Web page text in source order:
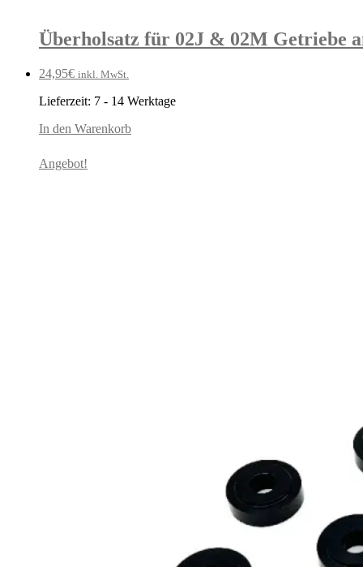
Überholsatz für 02J & 02M Getriebe
24,95€ inkl. MwSt.
Lieferzeit: 7 - 14 Werktage
In den Warenkorb
Angebot!